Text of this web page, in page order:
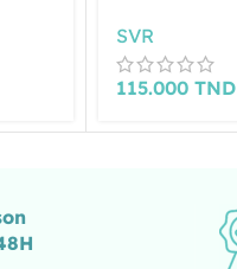
SVR
115.000TND